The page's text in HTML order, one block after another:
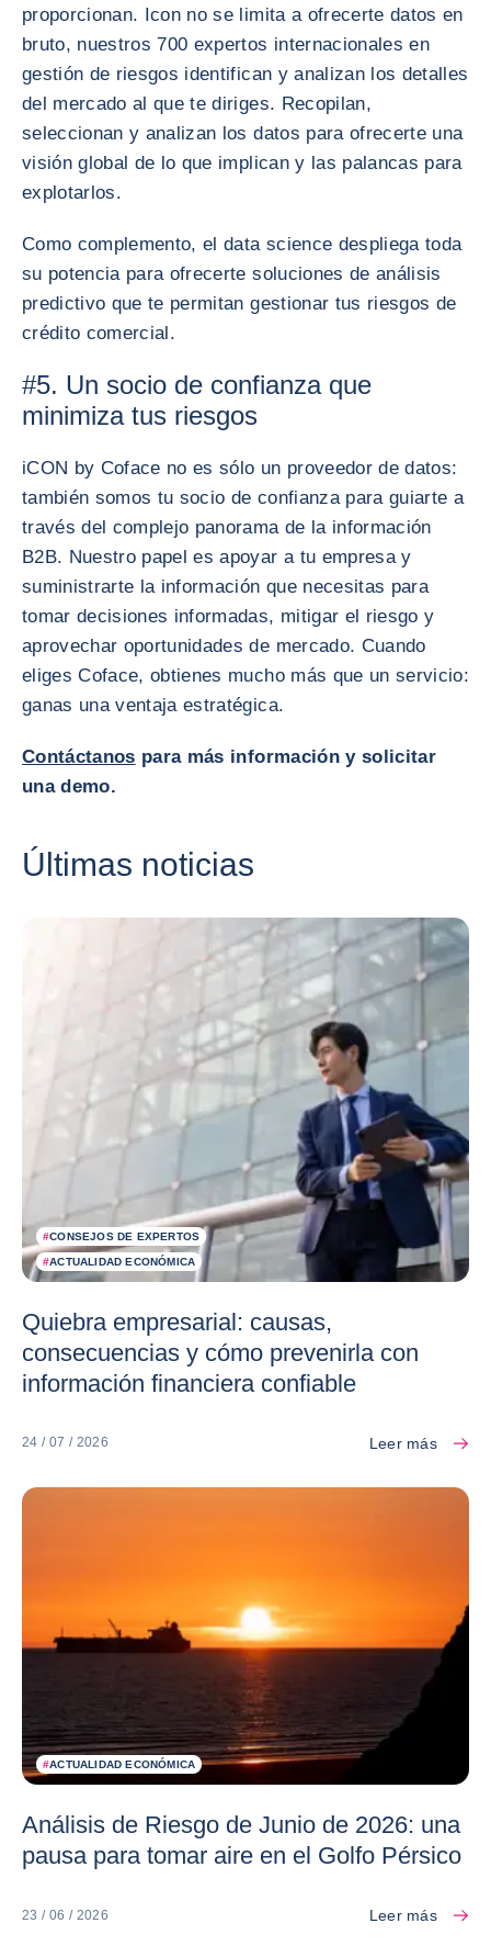
proporcionan. Icon no se limita a ofrecerte datos en
bruto, nuestros 700 expertos internacionales en
gestión de riesgos identifican y analizan los detalles
del mercado al que te diriges. Recopilan,
seleccionan y analizan los datos para ofrecerte una
visión global de lo que implican y las palancas para
explotarlos.
Como complemento, el data science despliega toda
su potencia para ofrecerte soluciones de análisis
predictivo que te permitan gestionar tus riesgos de
crédito comercial.
#5. Un socio de confianza que
minimiza tus riesgos
iCON by Coface no es sólo un proveedor de datos:
también somos tu socio de confianza para guiarte a
través del complejo panorama de la información
B2B. Nuestro papel es apoyar a tu empresa y
suministrarte la información que necesitas para
tomar decisiones informadas, mitigar el riesgo y
aprovechar oportunidades de mercado. Cuando
eliges Coface, obtienes mucho más que un servicio:
ganas una ventaja estratégica.
Contáctanos para más información y solicitar
una demo.
Últimas noticias
#CONSEJOS DE EXPERTOS
#ACTUALIDAD ECONÓMICA
Quiebra empresarial: causas,
consecuencias y cómo prevenirla con
información financiera confiable
24 / 07 / 2026 Leer más
#ACTUALIDAD ECONÓMICA
Análisis de Riesgo de Junio de 2026: una
pausa para tomar aire en el Golfo Pérsico
23 / 06 / 2026 Leer más